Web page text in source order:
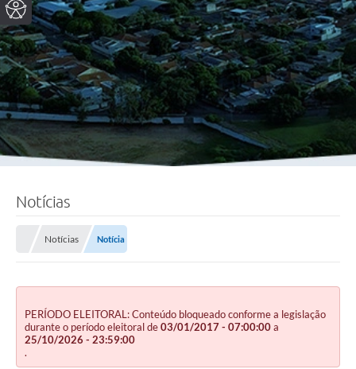
Notícias
Notícias Notícia
PERÍODO ELEITORAL: Conteúdo bloqueado conforme a legislação
durante o período eleitoral de03/01/2017 - 07:00:00a
25/10/2026 - 23:59:00
.